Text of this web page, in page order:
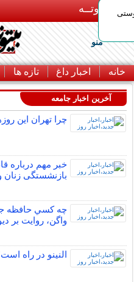
بـیتوتــه
منو
خانه اخبار داغ تازه ها
آخرین اخبار جامعه
چرا تهران این
خبر مهم درباره
بازنشستگی
چه كسي حافظه
واگن، روايت بر
النینو در راه